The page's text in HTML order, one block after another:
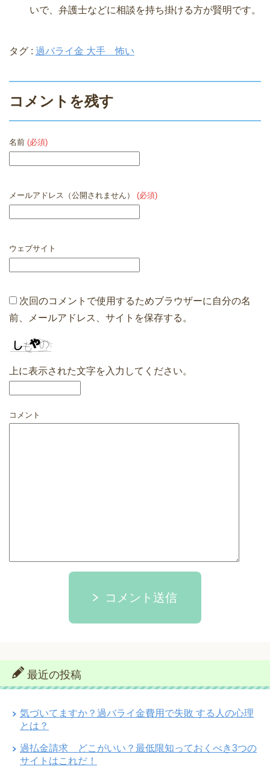
いで、弁護士などに相談を持ち掛ける方が賢明です。
タグ : 過バライ金 大手 怖い
コメントを残す
名前 (必須)
メールアドレス（公開されません） (必須)
ウェブサイト
次回のコメントで使用するためブラウザーに自分の名
前、メールアドレス、サイトを保存する。
上に表示された文字を入力してください。
コメント
コメント送信
最近の投稿
気づいてますか？過バライ金費用で失敗 する人の心理
とは？
過払金請求 どこがいい？最低限知っておくべき3つの
サイトはこれだ！